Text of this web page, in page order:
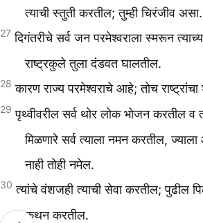
त्याची स्तुती करतील; तुम्ही चिरंजीव असा.
27 दिगंतरीचे सर्व जन परमेश्वराला स्मरून
राष्ट्रकुले तुला दंडवत घालतील.
28 कारण राज्य परमेश्वराचे आहे; तोच
29 पृथ्वीवरील सर्व थोर लोक भोजन करतील व
मिळणारे सर्व त्याला नमन करतील,
नाही तोही नमेल.
30 त्यांचे वंशजही त्याची सेवा करतील; पुढील
कथन करतील.